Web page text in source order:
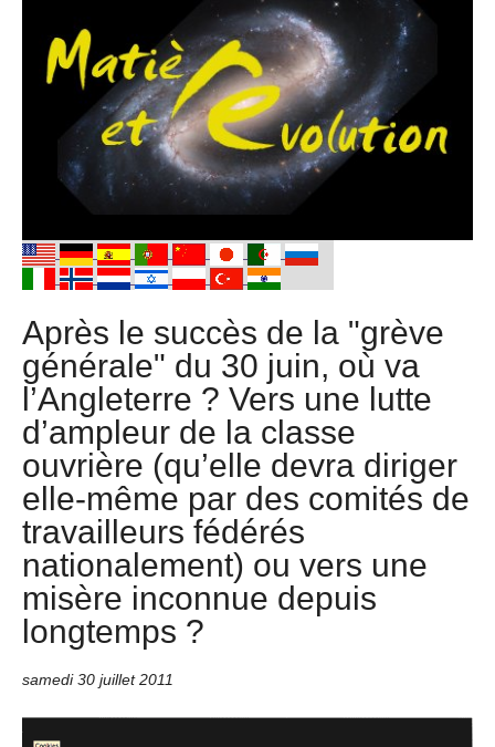
Après le succès de la "grève
générale" du 30 juin, où va
l’Angleterre ? Vers une lutte
d’ampleur de la classe
ouvrière (qu’elle devra diriger
elle-même par des comités de
travailleurs fédérés
nationalement) ou vers une
misère inconnue depuis
longtemps ?
samedi 30 juillet 2011